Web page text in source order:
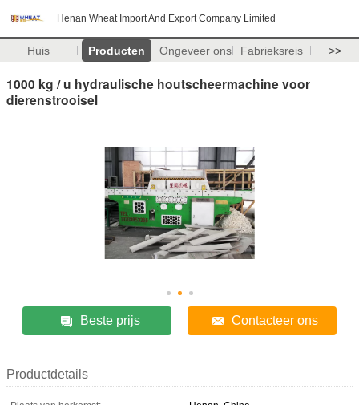
Henan Wheat Import And Export Company Limited
Huis Producten Ongeveer ons Fabrieksreis >>
1000 kg / u hydraulische houtscheermachine voor
dierenstrooisel
Beste prijs Contacteer ons
Productdetails